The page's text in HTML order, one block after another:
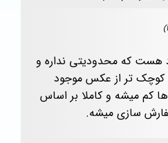
هست که محدودیتی نداره و
کوچک تر از عکس موجود
کم میشه و کاملا بر اساس
سازی میشه.